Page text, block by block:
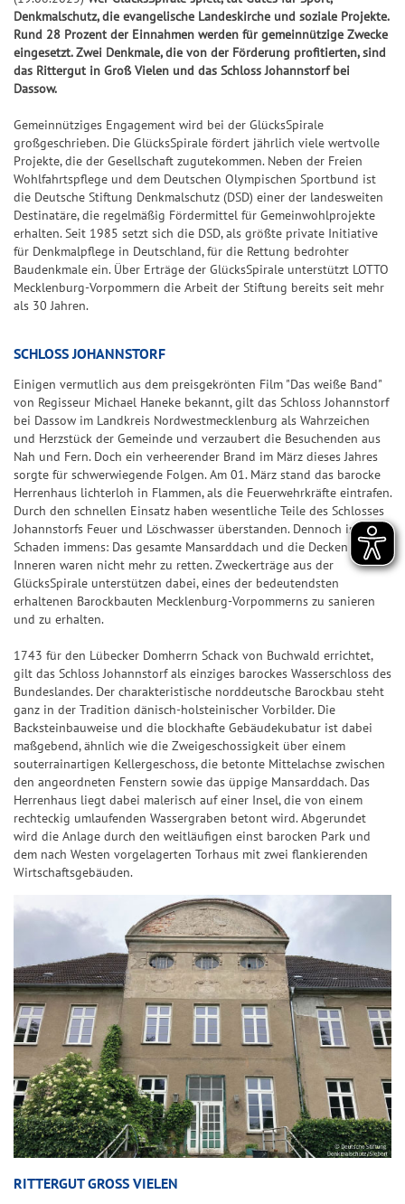
7
7
P
E
R
6
G
l
ü
c
s
p
ir
a
l
e
S
i
e
g
e
C
h
a
n
c
e
p
o
t
G
e
w
i
n
n
e
e
n
d
e
Z
a
h
l
e
n
r
e
ff
e
r
b
il
a
n
z
G
l
ü
c
k
s
a
h
l
e
n
p
i
e
7
S
U
P
E
R
6
Jac
kp
ot-
Jä
r
ke
n
+6
+7
+9 +10
p
i
e
7
S
U
P
E
R
6
Pr
oje
ktf
ör
ru
ng
Natu
r-
und
Um
welt
tz
dan
k
i
e
g
-
C
h
a
n
c
e
i
l
7
7
S
U
P
E
R
6
5
Ge
wi
za
hle
n
e
r
b
l
a
n
z
G
l
ü
c
T
i
p
p
l
e
it
g
G
e
w
i
n
n
z
l
e
n
&
Q
u
o
t
e
n
S
e
l
p
l
a
n
S
p
i
a
n
l
e
it
u
n
g
e
i
n
n
z
a
h
l
e
n
&
u
o
t
e
n
S
p
i
e
l
a
n
Denkmalschutz, die evangelische Landeskirche und soziale Projekte.
Rund 28 Prozent der Einnahmen werden für gemeinnützige Zwecke
eingesetzt. Zwei Denkmale, die von der Förderung profitierten, sind
das Rittergut in Groß Vielen und das Schloss Johannstorf bei
Dassow.
Gemeinnütziges Engagement wird bei der GlücksSpirale
großgeschrieben. Die GlücksSpirale fördert jährlich viele wertvolle
Projekte, die der Gesellschaft zugutekommen. Neben der Freien
Wohlfahrtspflege und dem Deutschen Olympischen Sportbund ist
die Deutsche Stiftung Denkmalschutz (DSD) einer der landesweiten
Destinatäre, die regelmäßig Fördermittel für Gemeinwohlprojekte
erhalten. Seit 1985 setzt sich die DSD, als größte private Initiative
für Denkmalpflege in Deutschland, für die Rettung bedrohter
Baudenkmale ein. Über Erträge der GlücksSpirale unterstützt LOTTO
Mecklenburg-Vorpommern die Arbeit der Stiftung bereits seit mehr
als 30 Jahren.
SCHLOSS JOHANNSTORF
Einigen vermutlich aus dem preisgekrönten Film "Das weiße Band"
von Regisseur Michael Haneke bekannt, gilt das Schloss Johannstorf
bei Dassow im Landkreis Nordwestmecklenburg als Wahrzeichen
und Herzstück der Gemeinde und verzaubert die Besuchenden aus
Nah und Fern. Doch ein verheerender Brand im März dieses Jahres
sorgte für schwerwiegende Folgen. Am 01. März stand das barocke
Herrenhaus lichterloh in Flammen, als die Feuerwehrkräfte eintrafen.
Durch den schnellen Einsatz haben wesentliche Teile des Schlosses
Johannstorfs Feuer und Löschwasser überstanden. Dennoch ist der
Schaden immens: Das gesamte Mansarddach und die Decken im
Inneren waren nicht mehr zu retten. Zweckerträge aus der
GlücksSpirale unterstützen dabei, eines der bedeutendsten
erhaltenen Barockbauten Mecklenburg-Vorpommerns zu sanieren
und zu erhalten.
1743 für den Lübecker Domherrn Schack von Buchwald errichtet,
gilt das Schloss Johannstorf als einziges barockes Wasserschloss des
Bundeslandes. Der charakteristische norddeutsche Barockbau steht
ganz in der Tradition dänisch-holsteinischer Vorbilder. Die
Backsteinbauweise und die blockhafte Gebäudekubatur ist dabei
maßgebend, ähnlich wie die Zweigeschossigkeit über einem
souterrainartigen Kellergeschoss, die betonte Mittelachse zwischen
den angeordneten Fenstern sowie das üppige Mansarddach. Das
Herrenhaus liegt dabei malerisch auf einer Insel, die von einem
rechteckig umlaufenden Wassergraben betont wird. Abgerundet
wird die Anlage durch den weitläufigen einst barocken Park und
dem nach Westen vorgelagerten Torhaus mit zwei flankierenden
Wirtschaftsgebäuden.
RITTERGUT GROSS VIELEN